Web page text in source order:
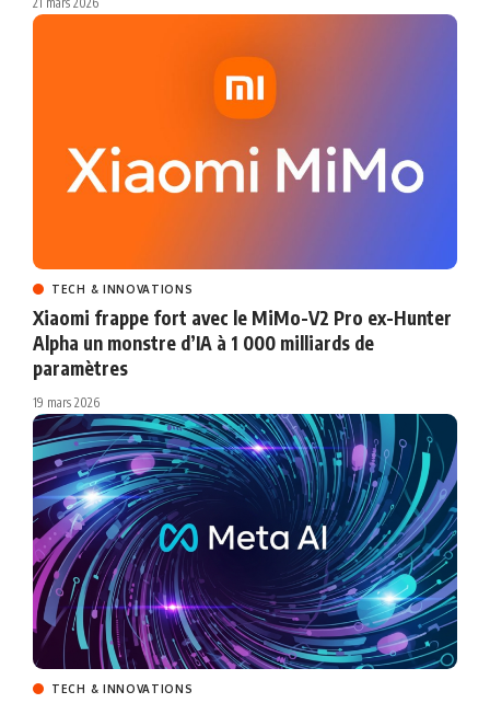
TECH & INNOVATIONS
Xiaomi frappe fort avec le MiMo-V2 Pro ex-Hunter
Alpha un monstre d’IA à 1 000 milliards de
paramètres
19 mars 2026
TECH & INNOVATIONS